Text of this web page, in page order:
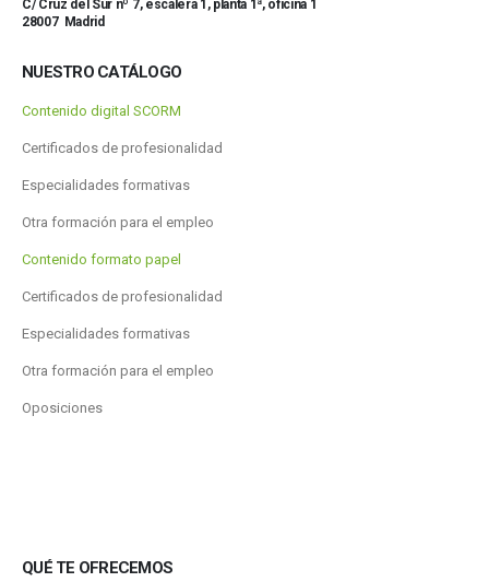
C/ Cruz del Sur nº 7, escalera 1, planta 1ª, oficina 1
28007 Madrid
NUESTRO CATÁLOGO
Contenido digital SCORM
Certificados de profesionalidad
Especialidades formativas
Otra formación para el empleo
Contenido formato papel
Certificados de profesionalidad
Especialidades formativas
Otra formación para el empleo
Oposiciones
QUÉ TE OFRECEMOS